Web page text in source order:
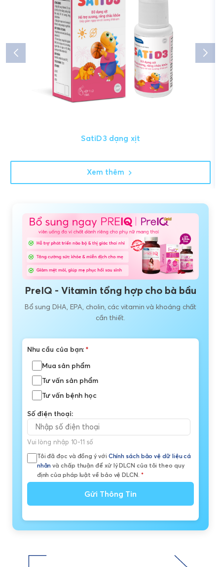
SatiD3 dạng xịt
Xem thêm
PreIQ - Vitamin tổng hợp cho bà bầu
Bổ sung DHA, EPA, cholin, các vitamin và khoáng chất
cần thiết.
Nhu cầu của bạn:*
Mua sản phẩm
Tư vấn sản phẩm
Tư vấn bệnh học
Số điện thoại:
Vui lòng nhập 10-11 số
Tôi đã đọc và đồng ý với Chính sách bảo vệ dữ liệu cá
nhân và chấp thuận để xử lý DLCN của tôi theo quy
định của pháp luật về bảo vệ DLCN. *
Gửi Thông Tin